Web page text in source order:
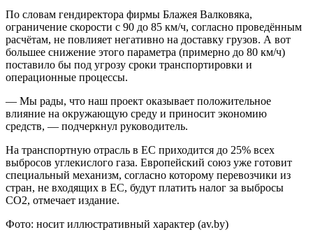
По словам гендиректора фирмы Блажея Валковяка,
ограничение скорости с 90 до 85 км/ч, согласно проведённым
расчётам, не повлияет негативно на доставку грузов. А вот
большее снижение этого параметра (примерно до 80 км/ч)
поставило бы под угрозу сроки транспортировки и
операционные процессы.
— Мы рады, что наш проект оказывает положительное
влияние на окружающую среду и приносит экономию
средств, — подчеркнул руководитель.
На транспортную отрасль в ЕС приходится до 25% всех
выбросов углекислого газа. Европейский союз уже готовит
специальный механизм, согласно которому перевозчики из
стран, не входящих в ЕС, будут платить налог за выбросы
CO2, отмечает издание.
Фото: носит иллюстративный характер (av.by)